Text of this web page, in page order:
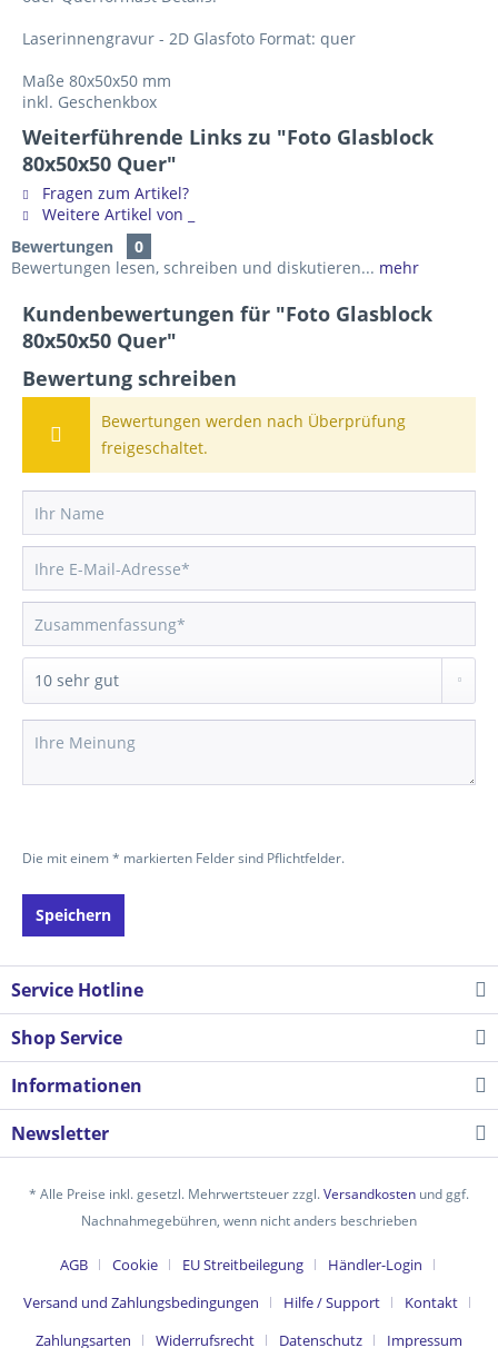
Laserinnengravur - 2D Glasfoto Format: quer
Maße 80x50x50 mm
inkl. Geschenkbox
Weiterführende Links zu "Foto Glasblock
80x50x50 Quer"
Fragen zum Artikel?
Weitere Artikel von _
Bewertungen
0
Bewertungen lesen, schreiben und diskutieren... mehr
Kundenbewertungen für "Foto Glasblock
80x50x50 Quer"
Bewertung schreiben
Bewertungen werden nach Überprüfung
freigeschaltet.
Die mit einem * markierten Felder sind Pflichtfelder.
Speichern
Service Hotline
Shop Service
Informationen
Newsletter
* Alle Preise inkl. gesetzl. Mehrwertsteuer zzgl.Versandkosten und ggf.
Nachnahmegebühren, wenn nicht anders beschrieben
AGB Cookie EU Streitbeilegung
Händler-Login
Versand und Zahlungsbedingungen
Hilfe / Support
Kontakt
Zahlungsarten
Widerrufsrecht Datenschutz Impressum